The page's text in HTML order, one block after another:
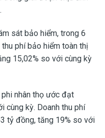
sát bảo hiểm, trong 6
phí bảo hiểm toàn thị
15,02% so với cùng kỳ
nhân thọ ước đạt
cùng kỳ. Doanh thu phí
tỷ đồng, tăng 19% so với